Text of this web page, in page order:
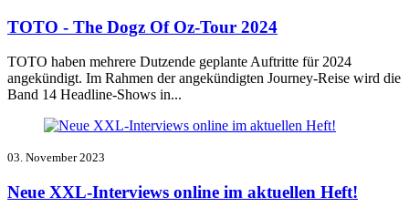
TOTO - The Dogz Of Oz-Tour 2024
TOTO haben mehrere Dutzende geplante Auftritte für 2024
angekündigt. Im Rahmen der angekündigten Journey-Reise wird die
Band 14 Headline-Shows in...
03. November 2023
Neue XXL-Interviews online im aktuellen Heft!